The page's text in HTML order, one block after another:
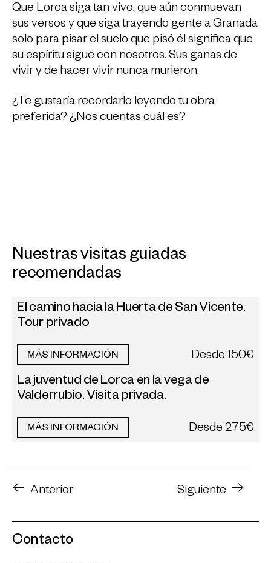
Que Lorca siga tan vivo, que aún conmuevan
sus versos y que siga trayendo gente a Granada
solo para pisar el suelo que pisó él significa que
su espíritu sigue con nosotros. Sus ganas de
vivir y de hacer vivir nunca murieron.
¿Te gustaría recordarlo leyendo tu obra
preferida? ¿Nos cuentas cuál es?
Nuestras visitas guiadas
recomendadas
El camino hacia la Huerta de San Vicente.
Tour privado
MÁS INFORMACIÓN Desde 150€
La juventud de Lorca en la vega de
Valderrubio. Visita privada.
MÁS INFORMACIÓN Desde 275€
Anterior Siguiente
Contacto